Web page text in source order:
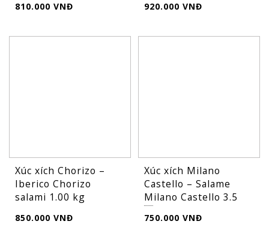
810.000 VNĐ 920.000 VNĐ
Xúc xích Chorizo –
Iberico Chorizo
salami 1.00 kg
850.000 VNĐ
Xúc xích Milano
Castello – Salame
Milano Castello 3.5
...
750.000 VNĐ